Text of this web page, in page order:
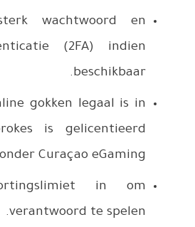
Gebruik
uw land.
Stel